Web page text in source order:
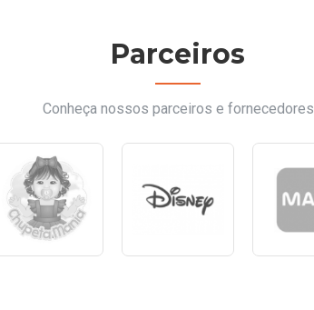
Parceiros
Conheça nossos parceiros e fornecedores